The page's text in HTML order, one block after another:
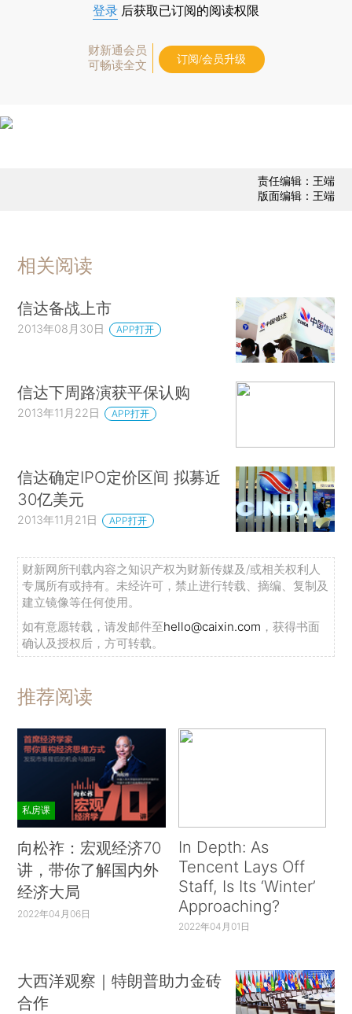
登录 后获取已订阅的阅读权限
财新通会员
可畅读全文
订阅/会员升级
责任编辑：王端
版面编辑：王端
相关阅读
信达备战上市
2013年08月30日 APP打开
信达下周路演获平保认购
2013年11月22日 APP打开
信达确定IPO定价区间 拟募近
30亿美元
2013年11月21日 APP打开
财新网所刊载内容之知识产权为财新传媒及/或相关权利人
专属所有或持有。未经许可，禁止进行转载、摘编、复制及
建立镜像等任何使用。
如有意愿转载，请发邮件至hello@caixin.com ，获得书面
确认及授权后，方可转载。
推荐阅读
私房课
向松祚：宏观经济70
讲，带你了解国内外
经济大局
2022年04月06日
In Depth: As
Tencent Lays Off
Staff, Is Its ‘Winter’
Approaching?
2022年04月01日
大西洋观察｜特朗普助力金砖
合作